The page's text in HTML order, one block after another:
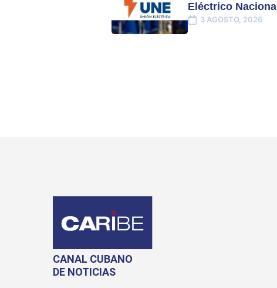
Eléctrico Nacional
3 AGOSTO, 2026
CANAL CUBANO
DE NOTICIAS